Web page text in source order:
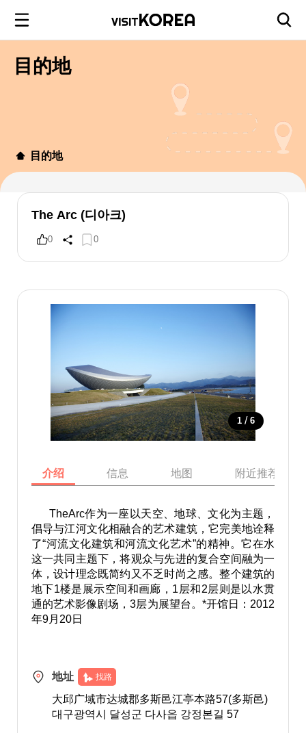
目的地
目的地
The Arc (디아크)
0 0
1 / 6
介绍 信息 地图 附近推荐景点
TheArc作为一座以天空、地球、文化为主题，
倡导与江河文化相融合的艺术建筑，它完美地诠释
了“河流文化建筑和河流文化艺术”的精神。它在水
这一共同主题下，将观众与先进的复合空间融为一
体，设计理念既简约又不乏时尚之感。整个建筑的
地下1楼是展示空间和画廊，1层和2层则是以水贯
通的艺术影像剧场，3层为展望台。*开馆日：2012
年9月20日
地址 找路
大邱广域市达城郡多斯邑江亭本路57(多斯邑)
대구광역시 달성군 다사읍 강정본길 57